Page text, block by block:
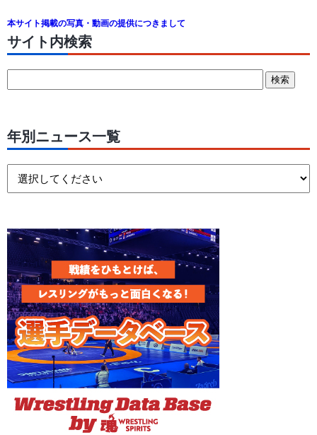
本サイト掲載の写真・動画の提供につきまして
サイト内検索
年別ニュース一覧